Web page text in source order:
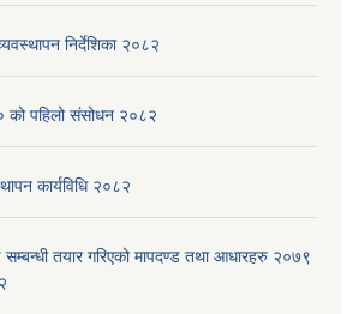
निर्देशिका २०८२
को पहिलो संसोधन २०८२
कार्यविधि २०८२
सम्बन्धी तयार गरिएको मापदण्ड तथा आधारहरु २०७९